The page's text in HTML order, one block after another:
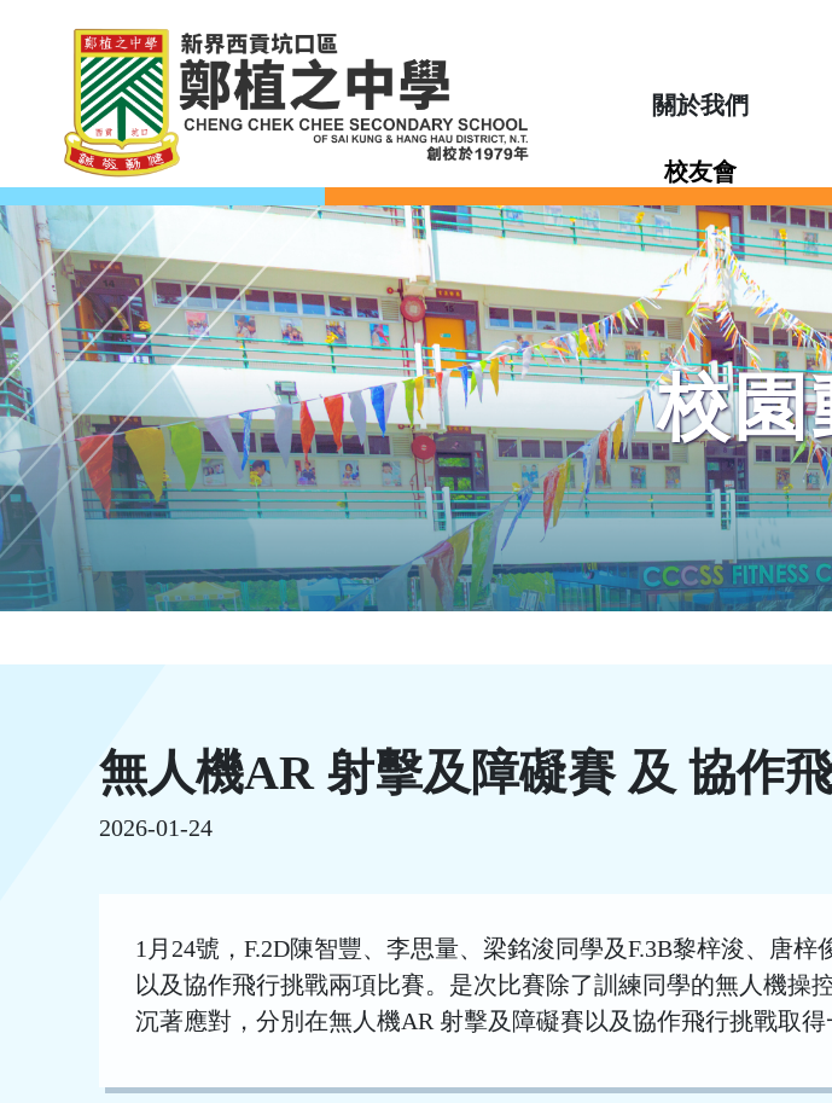
關於我們
校友會
校園
無人機AR 射擊及障礙賽 及 協作
2026-01-24
1月24號，F.2D陳智豐、李思量、梁銘浚同學及F.3B黎梓浚、唐
以及協作飛行挑戰兩項比賽。是次比賽除了訓練同學的無人機
沉著應對，分別在無人機AR 射擊及障礙賽以及協作飛行挑戰取得